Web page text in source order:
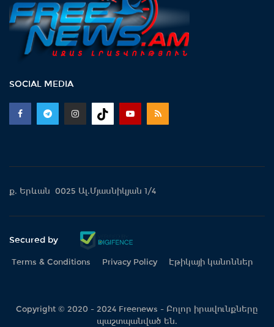
SOCIAL MEDIA
ք. Երևան 0025 Ալ.Մյասնիկյան 1/4
Secured by
Terms & Conditions Privacy Policy Էթիկայի կանոններ
Copyright © 2020 - 2024 Freenews - Բոլոր իրավունքները
պաշտպանված են.